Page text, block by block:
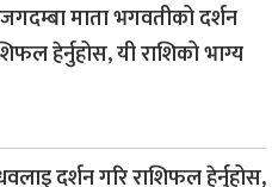
माता भगवतीको दर्शन
हेर्नुहोस, यी राशिको भाग्य
दर्शन गरि राशिफल हेर्नुहोस,